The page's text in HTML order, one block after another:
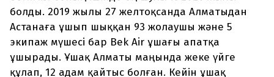
болды. 2019 жылы 27 желтоқсанда Алматыдан
Астанаға ұшып шыққан 93 жолаушы және 5
экипаж мүшесі бар Bek Air ұшағы апатқа
ұшырады. Ұшақ Алматы маңында жеке үйге
құлап, 12 адам қайтыс болған. Кейін ұшақ